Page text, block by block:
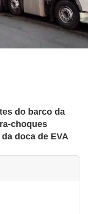
do barco da
choques
doca de EVA